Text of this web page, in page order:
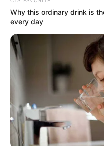
Why this ordinary drink is
every day